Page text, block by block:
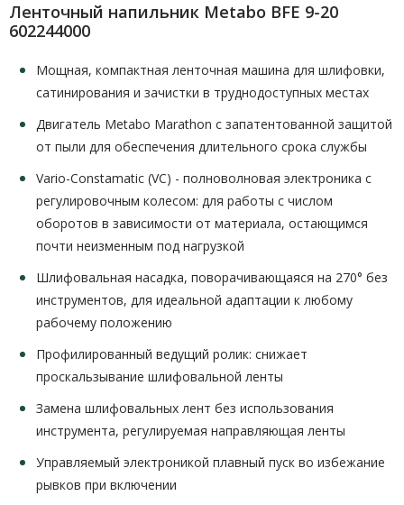
Ленточный напильник Metabo BFE 9-20
602244000
Мощная, компактная ленточная машина для шлифовки,
сатинирования и зачистки в труднодоступных местах
Двигатель Metabo Marathon с запатентованной защитой
от пыли для обеспечения длительного срока службы
Vario-Constamatic (VC) - полноволновая электроника с
регулировочным колесом: для работы с числом
оборотов в зависимости от материала, остающимся
почти неизменным под нагрузкой
Шлифовальная насадка, поворачивающаяся на 270° без
инструментов, для идеальной адаптации к любому
рабочему положению
Профилированный ведущий ролик: снижает
проскальзывание шлифовальной ленты
Замена шлифовальных лент без использования
инструмента, регулируемая направляющая ленты
Управляемый электроникой плавный пуск во избежание
рывков при включении